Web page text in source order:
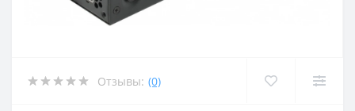
Отзывы: (0)